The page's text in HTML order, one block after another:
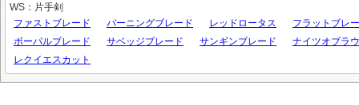
WS：片手剣
ファストブレード
バーニングブレード レッドロータス
フラットブレ
ボーパルブレード
サベッジブレード サンギンブレード
ナイツオブラ
レクイエスカット